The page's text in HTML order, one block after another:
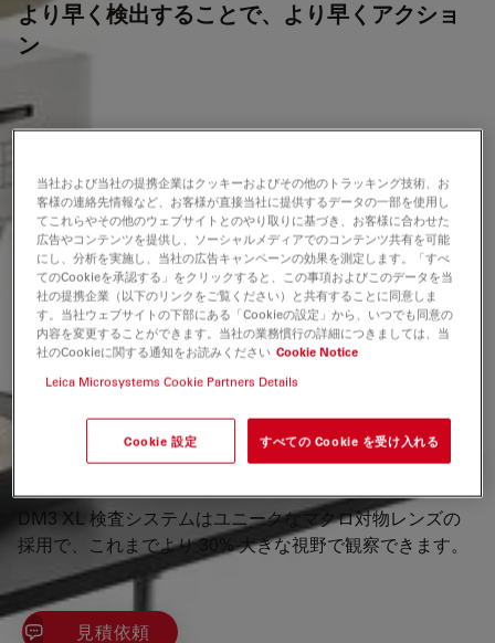
より早く検出することで、より早くアクショ
ン
アーカイブした製品
This item has been phased out and is no longer
available. Please contact us to enquire about recent
alternative products that may suit your needs.
マイクロエレクトロニクスおよび半導体産業製造におい
て、ルーチンの検査、工程管理、欠陥解析は、さらにスピ
ーディーに行うことが求められています。欠陥箇所を早く
DM3 XL 検査システムはユニークなマクロ対物レンズの
採用で、これまでより 30% 大きな視野で観察できます。
見積依頼
当社および当社の提携企業はクッキーおよびその他のトラッキング技術、お
客様の連絡先情報など、お客様が直接当社に提供するデータの一部を使用し
てこれらやその他のウェブサイトとのやり取りに基づき、お客様に合わせた
広告やコンテンツを提供し、ソーシャルメディアでのコンテンツ共有を可能
にし、分析を実施し、当社の広告キャンペーンの効果を測定します。「すべ
てのCookieを承認する」をクリックすると、この事項およびこのデータを当
社の提携企業（以下のリンクをご覧ください）と共有することに同意しま
す。当社ウェブサイトの下部にある「Cookieの設定」から、いつでも同意の
内容を変更することができます。当社の業務慣行の詳細につきましては、当
社のCookieに関する通知をお読みください Cookie Notice
Leica Microsystems Cookie Partners Details
Cookie 設定 すべての Cookie を受け入れる